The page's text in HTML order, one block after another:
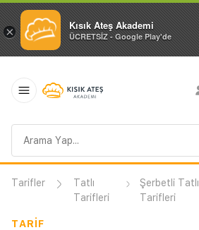
× Kısık Ateş Akademi
ÜCRETSİZ - Google Play'de
sorgusu
Tarifler
Tatlı
Tarifleri
Şerbetli Tatlı
Tarifleri
TARIF